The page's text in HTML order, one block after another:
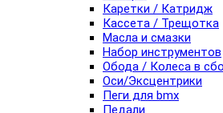
Каретки / Катридж
Кассета / Трещотка
Масла и смазки
Набор инструментов
Обода / Колеса в
Оси/Эксцентрики
Пеги для bmx
Педали